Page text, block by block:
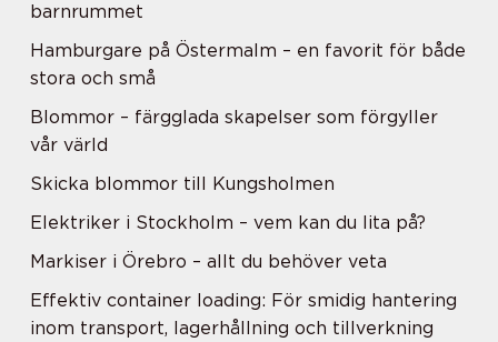
barnrummet
Hamburgare på Östermalm – en favorit för både
stora och små
Blommor – färgglada skapelser som förgyller
vår värld
Skicka blommor till Kungsholmen
Elektriker i Stockholm – vem kan du lita på?
Markiser i Örebro – allt du behöver veta
Effektiv container loading: För smidig hantering
inom transport, lagerhållning och tillverkning